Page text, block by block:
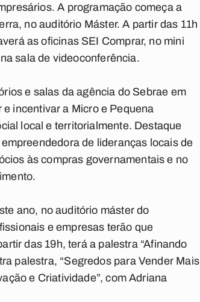
A programação começa a
no auditório Máster. A partir das 11h
as oficinas SEI Comprar, no mini
sala de videoconferência.
e salas da agência do Sebrae em
incentivar a Micro e Pequena
local e territorialmente. Destaque
de lideranças locais de
às compras governamentais e no
ano, no auditório máster do
e empresas terão que
das 19h, terá a palestra “Afinando
palestra, “Segredos para Vender Mais
e Criatividade”, com Adriana